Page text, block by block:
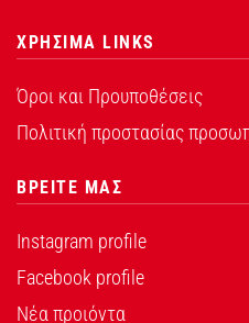
ΧΡΗΣΙΜΑ LINKS
Όροι και Προυποθέσεις
Πολιτική προστασίας
ΒΡΕΙΤΕ ΜΑΣ
Instagram profile
Facebook profile
Νέα προιόντα